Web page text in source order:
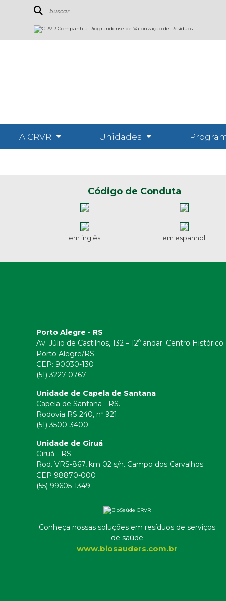
A CRVR Unidades
Código de Conduta
em inglês em espanhol
Porto Alegre - RS
Av. Júlio de Castilhos, 132 – 12⁰ andar. Centro Histórico.
Porto Alegre/RS
CEP: 90030-130
(51) 3227-0767
Unidade de Capela de Santana
Capela de Santana - RS.
Rodovia RS 240, nº 921
(51) 3500-3400
Unidade de Giruá
Giruá - RS.
Rod. VRS-867, km 02 s/n. Campo dos Carvalhos.
CEP 98870-000
(55) 99605-1349
Conheça nossas soluções em resíduos de serviços
de saúde
www.biosauders.com.br